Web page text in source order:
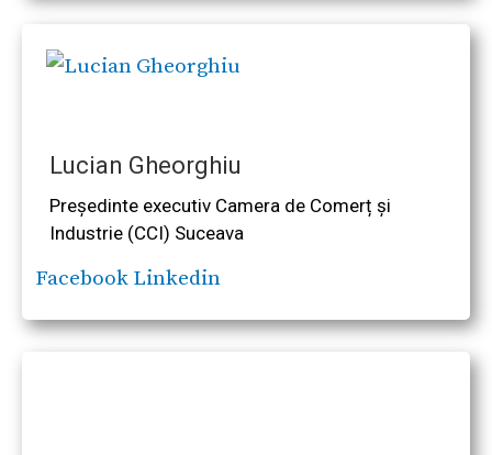
Lucian Gheorghiu
Președinte executiv Camera de Comerț și
Industrie (CCI) Suceava
Facebook Linkedin